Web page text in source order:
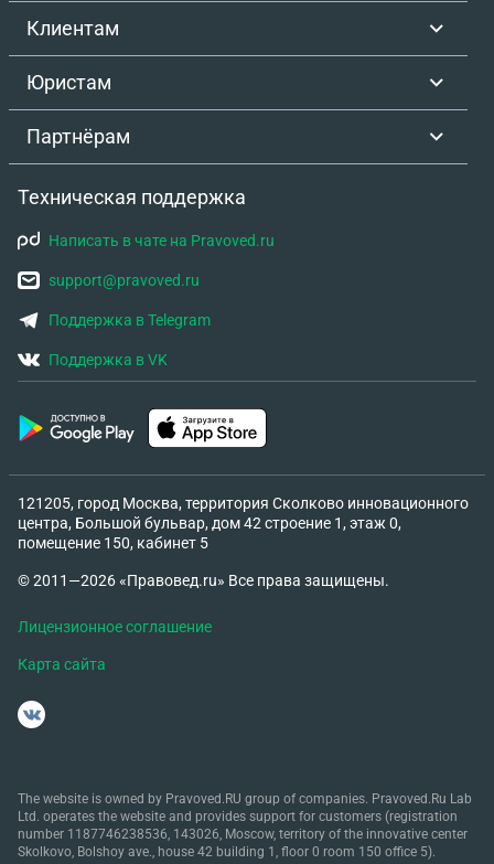
Клиентам
Юристам
Партнёрам
Техническая поддержка
Написать в чате на Pravoved.ru
support@pravoved.ru
Поддержка в Telegram
Поддержка в VK
121205, город Москва, территория Сколково инновационного
центра, Большой бульвар, дом 42 строение 1, этаж 0,
помещение 150, кабинет 5
© 2011—2026 «Правовед.ru» Все права защищены.
Лицензионное соглашение
Карта сайта
The website is owned by Pravoved.RU group of companies. Pravoved.Ru Lab
Ltd. operates the website and provides support for customers (registration
number 1187746238536, 143026, Moscow, territory of the innovative center
Skolkovo, Bolshoy ave., house 42 building 1, floor 0 room 150 office 5).